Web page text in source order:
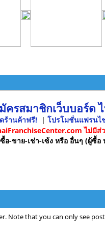
ครสมาชิกเว็บบอร์ด
ร้านค้าฟรี! | โปรโมชั่นแฟรนไ
ไม่มี
อ-ขาย-เช่า-เซ้ง หรือ อื่นๆ (ผู้
Note that you can only see